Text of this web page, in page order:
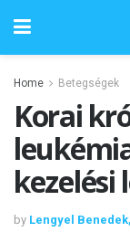
Home Betegségek
Korai
kezelési
by Lengyel